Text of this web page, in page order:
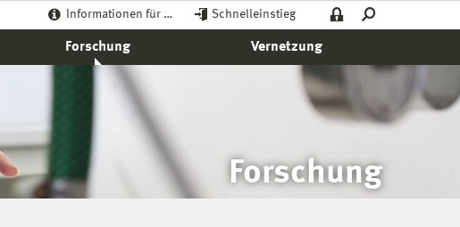
Informationen für … Schnelleinstieg
Forschung Vernetzung
Forschung